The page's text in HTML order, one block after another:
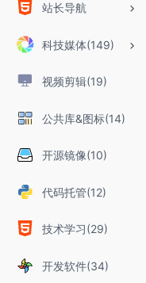
站长导航
科技媒体(149)
视频剪辑(19)
公共库&图标(14)
开源镜像(10)
代码托管(12)
技术学习(29)
开发软件(34)